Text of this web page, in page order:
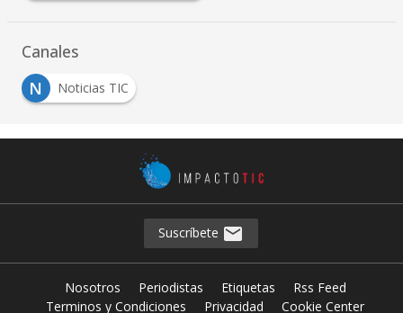
Canales
N
Noticias TIC
Suscríbete
Nosotros Periodistas Etiquetas
Rss Feed
Terminos y Condiciones
Privacidad Cookie Center